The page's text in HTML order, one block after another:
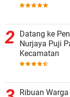
Datang ke
Nurjaya Puji
Kecamatan
Ribuan